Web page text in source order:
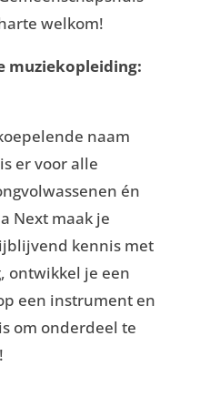
welkom!
muziekopleiding:
naam
er voor alle
én
Next maak je
kennis met
ontwikkel je een
een instrument en
om onderdeel te